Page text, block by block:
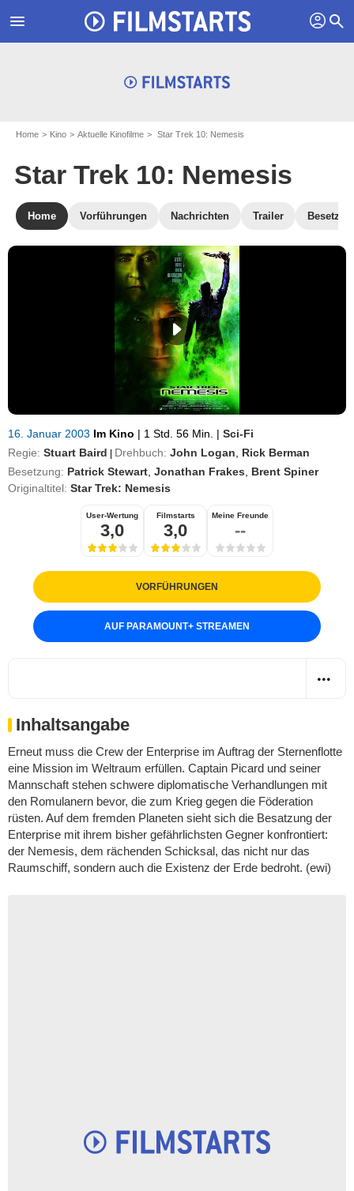
menu profil search
Home Kino Aktuelle Kinofilme Star Trek 10: Nemesis
Star Trek 10: Nemesis
Home Vorführungen Nachrichten Trailer
16. Januar 2003 Im Kino | 1 Std. 56 Min. | Sci-Fi
Regie: Stuart Baird Drehbuch: John Logan
Rick Berman
Besetzung: Patrick Stewart Jonathan Frakes
Brent Spiner
Originaltitel: Star Trek: Nemesis
User-Wertung
3,0
Filmstarts
3,0
Meine Freunde
--
VORFÜHRUNGEN
AUF PARAMOUNT+STREAMEN
Inhaltsangabe
Erneut muss die Crew der Enterprise im Auftrag der Sternenflotte
eine Mission im Weltraum erfüllen. Captain Picard und seiner
Mannschaft stehen schwere diplomatische Verhandlungen mit
den Romulanern bevor, die zum Krieg gegen die Föderation
rüsten. Auf dem fremden Planeten sieht sich die Besatzung der
Enterprise mit ihrem bisher gefährlichsten Gegner konfrontiert:
der Nemesis, dem rächenden Schicksal, das nicht nur das
Raumschiff, sondern auch die Existenz der Erde bedroht. (ewi)